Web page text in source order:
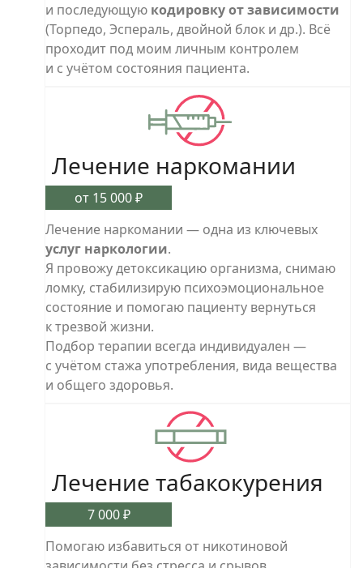
и последующую кодировку от зависимости
(Торпедо, Эспераль, двойной блок и др.). Всё
проходит под моим личным контролем
и с учётом состояния пациента.
Лечение наркомании
от 15 000 ₽
Лечение наркомании — одна из ключевых
услуг наркологии.
Я провожу детоксикацию организма, снимаю
ломку, стабилизирую психоэмоциональное
состояние и помогаю пациенту вернуться
к трезвой жизни.
Подбор терапии всегда индивидуален —
с учётом стажа употребления, вида вещества
и общего здоровья.
Лечение табакокурения
7 000 ₽
Помогаю избавиться от никотиновой